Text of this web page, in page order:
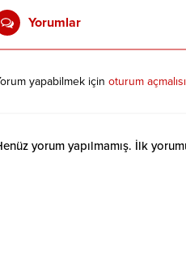
Yorumlar
yapabilmek için oturum
yorum yapılmamış. İlk